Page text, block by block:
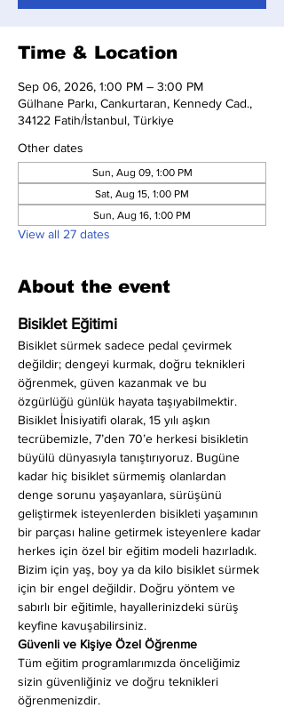
Time & Location
Sep 06, 2026, 1:00 PM – 3:00 PM
Gülhane Parkı, Cankurtaran, Kennedy Cad.,
34122 Fatih/İstanbul, Türkiye
Other dates
Sun, Aug 09, 1:00 PM
Sat, Aug 15, 1:00 PM
Sun, Aug 16, 1:00 PM
View all 27 dates
About the event
Bisiklet Eğitimi
Bisiklet sürmek sadece pedal çevirmek
değildir; dengeyi kurmak, doğru teknikleri
öğrenmek, güven kazanmak ve bu
özgürlüğü günlük hayata taşıyabilmektir.
Bisiklet İnisiyatifi olarak, 15 yılı aşkın
tecrübemizle, 7’den 70’e herkesi bisikletin
büyülü dünyasıyla tanıştırıyoruz. Bugüne
kadar hiç bisiklet sürmemiş olanlardan
denge sorunu yaşayanlara, sürüşünü
geliştirmek isteyenlerden bisikleti yaşamının
bir parçası haline getirmek isteyenlere kadar
herkes için özel bir eğitim modeli hazırladık.
Bizim için yaş, boy ya da kilo bisiklet sürmek
için bir engel değildir. Doğru yöntem ve
sabırlı bir eğitimle, hayallerinizdeki sürüş
keyfine kavuşabilirsiniz.
Güvenli ve Kişiye Özel Öğrenme
Tüm eğitim programlarımızda önceliğimiz
sizin güvenliğiniz ve doğru teknikleri
öğrenmenizdir.